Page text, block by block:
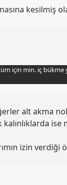
kesilmiş
için min. iç bükme
alt akma
izin verdiği